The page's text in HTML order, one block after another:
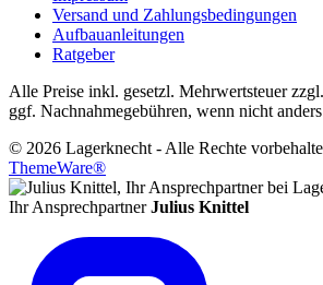
Versand und Zahlungsbedingungen
Aufbauanleitungen
Ratgeber
Alle Preise inkl. gesetzl. Mehrwertsteuer zzgl.
ggf. Nachnahmegebühren, wenn nicht
© 2026 Lagerknecht - Alle Rechte
ThemeWare®
Ihr Ansprechpartner Julius Knittel